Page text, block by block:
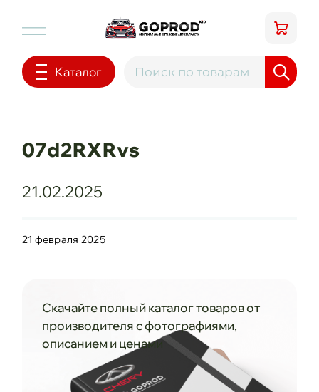
Каталог
07d2RXRvs
21.02.2025
21 февраля 2025
Скачайте полный каталог товаров от
производителя с фотографиями,
описанием и ценами